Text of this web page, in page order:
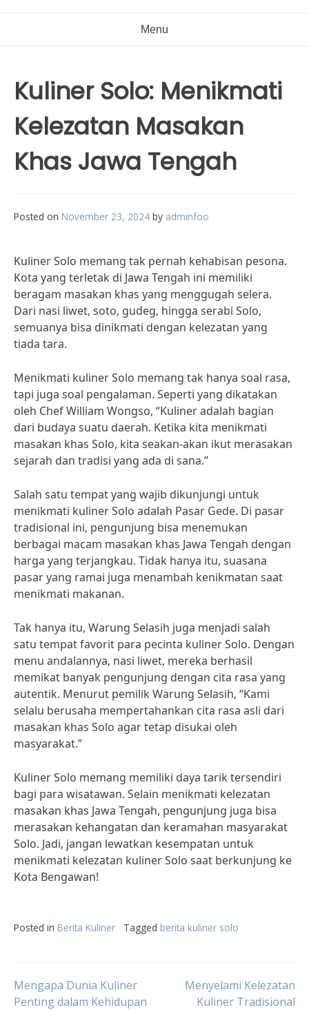
Menu
Kuliner Solo: Menikmati
Kelezatan Masakan
Khas Jawa Tengah
Posted on November 23, 2024 by adminfoo
Kuliner Solo memang tak pernah kehabisan pesona.
Kota yang terletak di Jawa Tengah ini memiliki
beragam masakan khas yang menggugah selera.
Dari nasi liwet, soto, gudeg, hingga serabi Solo,
semuanya bisa dinikmati dengan kelezatan yang
tiada tara.
Menikmati kuliner Solo memang tak hanya soal rasa,
tapi juga soal pengalaman. Seperti yang dikatakan
oleh Chef William Wongso, “Kuliner adalah bagian
dari budaya suatu daerah. Ketika kita menikmati
masakan khas Solo, kita seakan-akan ikut merasakan
sejarah dan tradisi yang ada di sana.”
Salah satu tempat yang wajib dikunjungi untuk
menikmati kuliner Solo adalah Pasar Gede. Di pasar
tradisional ini, pengunjung bisa menemukan
berbagai macam masakan khas Jawa Tengah dengan
harga yang terjangkau. Tidak hanya itu, suasana
pasar yang ramai juga menambah kenikmatan saat
menikmati makanan.
Tak hanya itu, Warung Selasih juga menjadi salah
satu tempat favorit para pecinta kuliner Solo. Dengan
menu andalannya, nasi liwet, mereka berhasil
memikat banyak pengunjung dengan cita rasa yang
autentik. Menurut pemilik Warung Selasih, “Kami
selalu berusaha mempertahankan cita rasa asli dari
masakan khas Solo agar tetap disukai oleh
masyarakat.”
Kuliner Solo memang memiliki daya tarik tersendiri
bagi para wisatawan. Selain menikmati kelezatan
masakan khas Jawa Tengah, pengunjung juga bisa
merasakan kehangatan dan keramahan masyarakat
Solo. Jadi, jangan lewatkan kesempatan untuk
menikmati kelezatan kuliner Solo saat berkunjung ke
Kota Bengawan!
Posted in Berita Kuliner Tagged berita kuliner solo
Post
Mengapa Dunia Kuliner
Penting dalam Kehidupan
Menyelami Kelezatan
Kuliner Tradisional